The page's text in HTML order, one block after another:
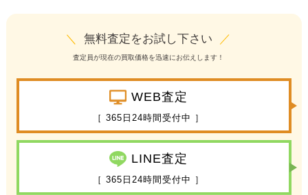
＼ 無料査定をお試し下さい ／
査定員が現在の買取価格を迅速にお伝えします！
WEB査定
［ 365日24時間受付中 ］
LINE査定
［ 365日24時間受付中 ］